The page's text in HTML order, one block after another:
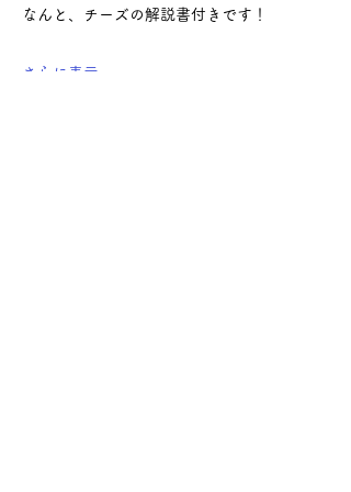
なんと、チーズの解説書付きです！
さらに表示